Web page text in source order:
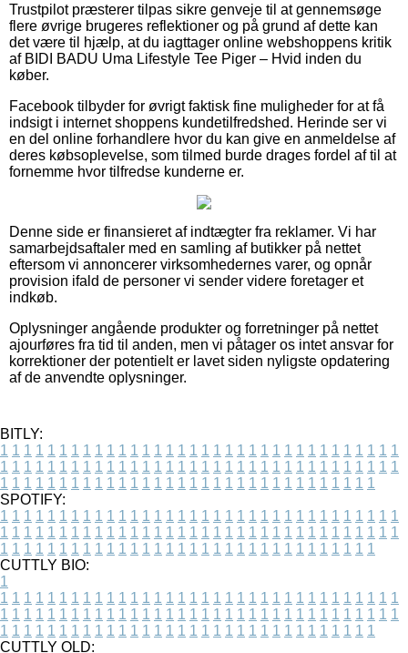
Trustpilot præsterer tilpas sikre genveje til at gennemsøge
flere øvrige brugeres reflektioner og på grund af dette kan
det være til hjælp, at du iagttager online webshoppens kritik
af BIDI BADU Uma Lifestyle Tee Piger – Hvid inden du
køber.
Facebook tilbyder for øvrigt faktisk fine muligheder for at få
indsigt i internet shoppens kundetilfredshed. Herinde ser vi
en del online forhandlere hvor du kan give en anmeldelse af
deres købsoplevelse, som tilmed burde drages fordel af til at
fornemme hvor tilfredse kunderne er.
Denne side er finansieret af indtægter fra reklamer. Vi har
samarbejdsaftaler med en samling af butikker på nettet
eftersom vi annoncerer virksomhedernes varer, og opnår
provision ifald de personer vi sender videre foretager et
indkøb.
Oplysninger angående produkter og forretninger på nettet
ajourføres fra tid til anden, men vi påtager os intet ansvar for
korrektioner der potentielt er lavet siden nyligste opdatering
af de anvendte oplysninger.
BITLY:
1 1 1 1 1 1 1 1 1 1 1 1 1 1 1 1 1 1 1 1 1 1 1 1 1 1 1 1 1 1 1 1 1 1
1 1 1 1 1 1 1 1 1 1 1 1 1 1 1 1 1 1 1 1 1 1 1 1 1 1 1 1 1 1 1 1 1 1
1 1 1 1 1 1 1 1 1 1 1 1 1 1 1 1 1 1 1 1 1 1 1 1 1 1 1 1 1 1 1 1
SPOTIFY:
1 1 1 1 1 1 1 1 1 1 1 1 1 1 1 1 1 1 1 1 1 1 1 1 1 1 1 1 1 1 1 1 1 1
1 1 1 1 1 1 1 1 1 1 1 1 1 1 1 1 1 1 1 1 1 1 1 1 1 1 1 1 1 1 1 1 1 1
1 1 1 1 1 1 1 1 1 1 1 1 1 1 1 1 1 1 1 1 1 1 1 1 1 1 1 1 1 1 1 1
CUTTLY BIO:
1
1 1 1 1 1 1 1 1 1 1 1 1 1 1 1 1 1 1 1 1 1 1 1 1 1 1 1 1 1 1 1 1 1 1
1 1 1 1 1 1 1 1 1 1 1 1 1 1 1 1 1 1 1 1 1 1 1 1 1 1 1 1 1 1 1 1 1 1
1 1 1 1 1 1 1 1 1 1 1 1 1 1 1 1 1 1 1 1 1 1 1 1 1 1 1 1 1 1 1 1
CUTTLY OLD: